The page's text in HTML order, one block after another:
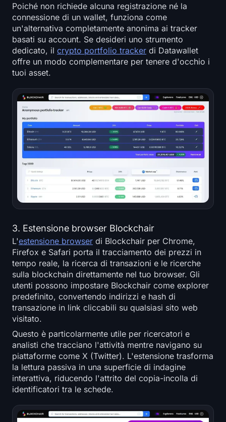
Poiché non richiede alcuna registrazione né la
connessione di un wallet, funziona come
un'alternativa completamente anonima ai tracker
basati su account. Se desideri uno strumento
dedicato, il crypto portfolio tracker di Datawallet
offre un modo complementare per tenere d'occhio i
tuoi asset.
3. Estensione browser Blockchair
L'estensione browser di Blockchair per Chrome,
Firefox e Safari porta il tracciamento dei prezzi in
tempo reale, la ricerca di transazioni e le ricerche
sulla blockchain direttamente nel tuo browser. Gli
utenti possono impostare Blockchair come explorer
predefinito, convertendo indirizzi e hash di
transazione in link cliccabili su qualsiasi sito web
visitato.
Questo è particolarmente utile per ricercatori e
analisti che tracciano l'attività mentre navigano su
piattaforme come X (Twitter). L'estensione trasforma
la lettura passiva in una superficie di indagine
interattiva, riducendo l'attrito del copia-incolla di
identificatori tra le schede.